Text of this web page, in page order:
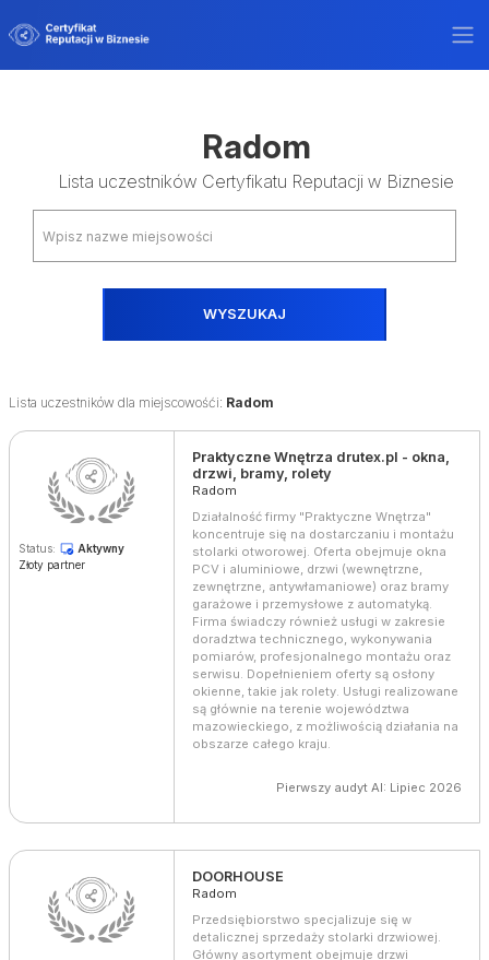
Radom
Lista uczestników Certyfikatu Reputacji w Biznesie
WYSZUKAJ
Lista uczestników dla miejscowośći: Radom
Status:
Aktywny
Złoty partner
Praktyczne Wnętrza drutex.pl - okna,
drzwi, bramy, rolety
Radom
Działalność firmy "Praktyczne Wnętrza"
koncentruje się na dostarczaniu i montażu
stolarki otworowej. Oferta obejmuje okna
PCV i aluminiowe, drzwi (wewnętrzne,
zewnętrzne, antywłamaniowe) oraz bramy
garażowe i przemysłowe z automatyką.
Firma świadczy również usługi w zakresie
doradztwa technicznego, wykonywania
pomiarów, profesjonalnego montażu oraz
serwisu. Dopełnieniem oferty są osłony
okienne, takie jak rolety. Usługi realizowane
są głównie na terenie województwa
mazowieckiego, z możliwością działania na
obszarze całego kraju.
Pierwszy audyt AI: Lipiec 2026
DOORHOUSE
Radom
Przedsiębiorstwo specjalizuje się w
detalicznej sprzedaży stolarki drzwiowej.
Główny asortyment obejmuje drzwi